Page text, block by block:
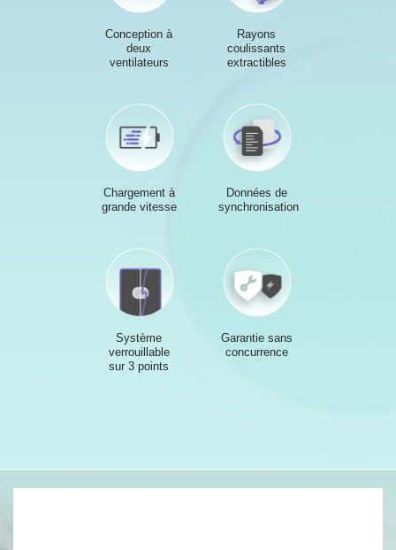
Conception à
deux
ventilateurs
Rayons
coulissants
extractibles
Chargement à
grande vitesse
Données de
synchronisation
Système
verrouillable
sur 3 points
Garantie sans
concurrence